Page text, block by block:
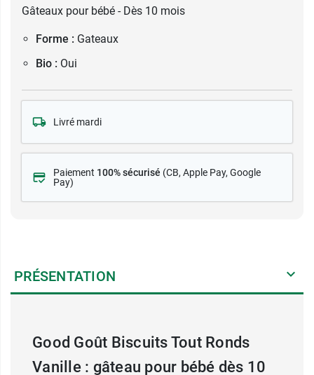
Gâteaux pour bébé - Dès 10 mois
Forme : Gateaux
Bio : Oui
Livré mardi
Paiement 100% sécurisé (CB, Apple Pay, Google
Pay)
PRÉSENTATION
Good Goût Biscuits Tout Ronds
Vanille : gâteau pour bébé dès 10